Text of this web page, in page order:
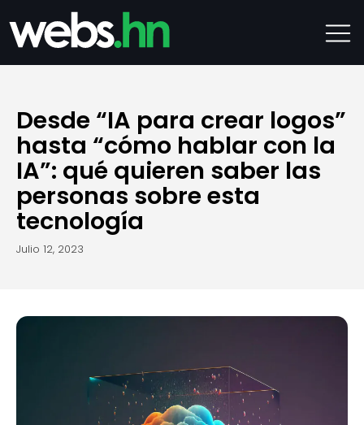
Desde “IA para crear logos”
hasta “cómo hablar con la
IA”: qué quieren saber las
personas sobre esta
tecnología
julio 12, 2023